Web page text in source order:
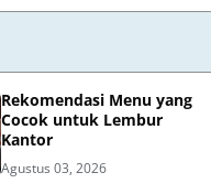
Rekomendasi Menu yang
Cocok untuk Lembur
Kantor
Agustus 03, 2026